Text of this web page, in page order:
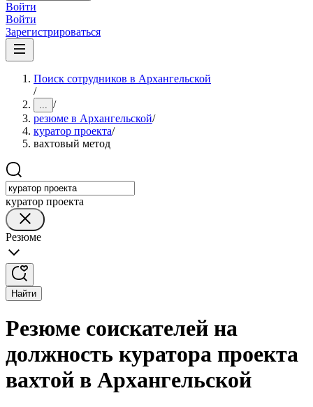
Войти
Войти
Зарегистрироваться
Поиск сотрудников в Архангельской
/
... /
резюме в Архангельской/
куратор проекта/
вахтовый метод
куратор проекта
Резюме
Найти
Резюме соискателей на
должность куратора проекта
вахтой в Архангельской